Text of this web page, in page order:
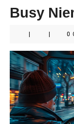
Busy
0